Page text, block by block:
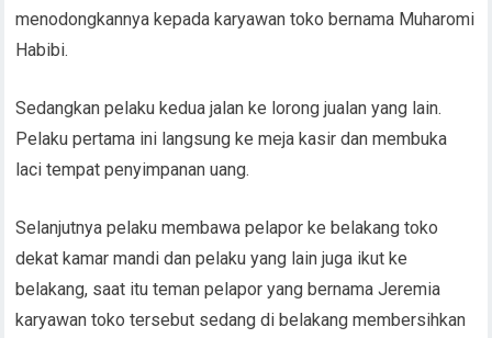
menodongkannya kepada karyawan toko bernama Muharomi
Habibi.
Sedangkan pelaku kedua jalan ke lorong jualan yang lain.
Pelaku pertama ini langsung ke meja kasir dan membuka
laci tempat penyimpanan uang.
Selanjutnya pelaku membawa pelapor ke belakang toko
dekat kamar mandi dan pelaku yang lain juga ikut ke
belakang, saat itu teman pelapor yang bernama Jeremia
karyawan toko tersebut sedang di belakang membersihkan